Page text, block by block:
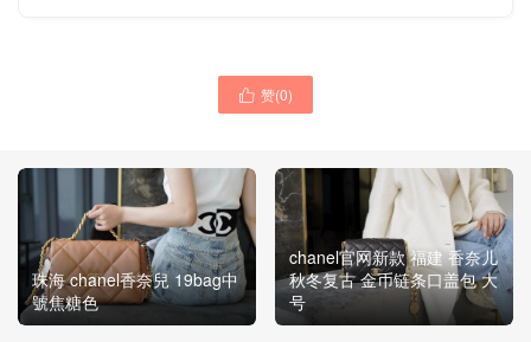
 赞(0)
珠海 chanel香奈兒 19bag中
號焦糖色
chanel官网新款 福建 香奈儿
秋冬复古 金币链条口盖包 大
号